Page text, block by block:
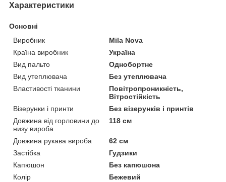
Характеристики
Основні
Виробник
Mila Nova
Країна виробник
Україна
Вид пальто
Однобортне
Вид утеплювача
Без утеплювача
Властивості тканини
Повітропроникність,
Вітростійкість
Візерунки і принти
Без візерунків і принтів
Довжина від горловини до
низу вироба
118 см
Довжина рукава вироба
62 см
Застібка
Гудзики
Капюшон
Без капюшона
Колір
Бежевий